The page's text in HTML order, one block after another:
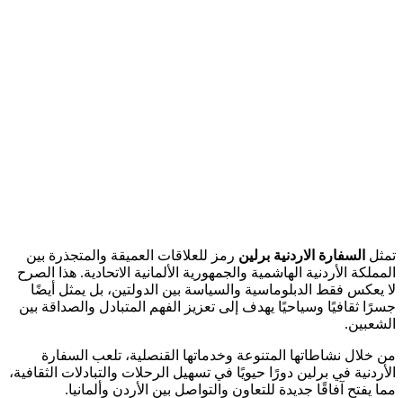
تمثل السفارة الاردنية برلين رمز للعلاقات العميقة والمتجذرة بين
المملكة الأردنية الهاشمية والجمهورية الألمانية الاتحادية. هذا الصرح
لا يعكس فقط الدبلوماسية والسياسة بين الدولتين، بل يمثل أيضًا
جسرًا ثقافيًا وسياحيًا يهدف إلى تعزيز الفهم المتبادل والصداقة بين
الشعبين.
من خلال نشاطاتها المتنوعة وخدماتها القنصلية، تلعب السفارة
الأردنية في برلين دورًا حيويًا في تسهيل الرحلات والتبادلات الثقافية،
مما يفتح آفاقًا جديدة للتعاون والتواصل بين الأردن وألمانيا.